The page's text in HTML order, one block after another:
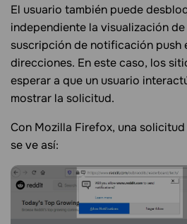
El usuario también puede
independiente la visualización
suscripción de notificación push
direcciones. En este caso, los
esperar a que un usuario
mostrar la solicitud.
Con Mozilla Firefox, una
se ve así: